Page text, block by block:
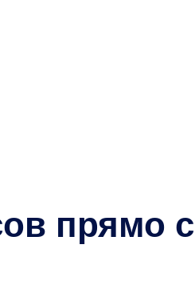
прямо